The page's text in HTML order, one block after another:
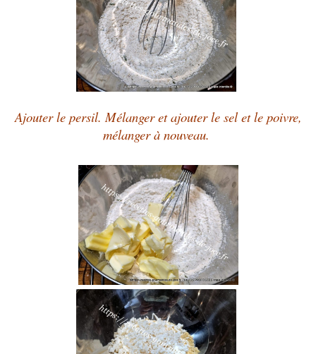
Ajouter le persil. Mélanger et ajouter le sel et le poivre,
mélanger à nouveau.